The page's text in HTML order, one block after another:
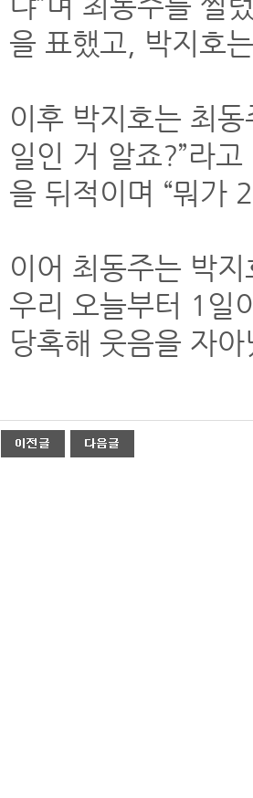
을 표했고, 박지호
이후 박지호는 최
일인 거 알죠?”라
을 뒤적이며 “뭐가
이어 최동주는 박
우리 오늘부터 1일
당혹해 웃음을 자아